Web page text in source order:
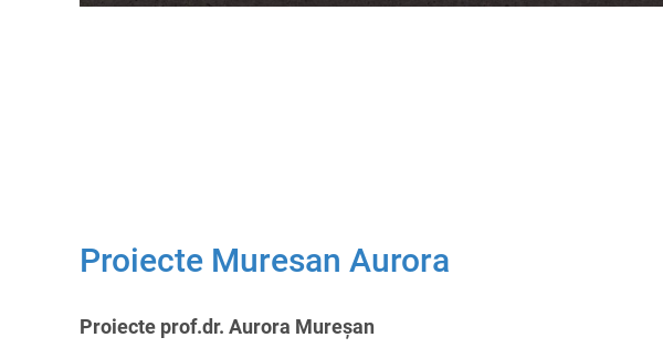
Proiecte Muresan Aurora
Proiecte prof.dr. Aurora Mureșan